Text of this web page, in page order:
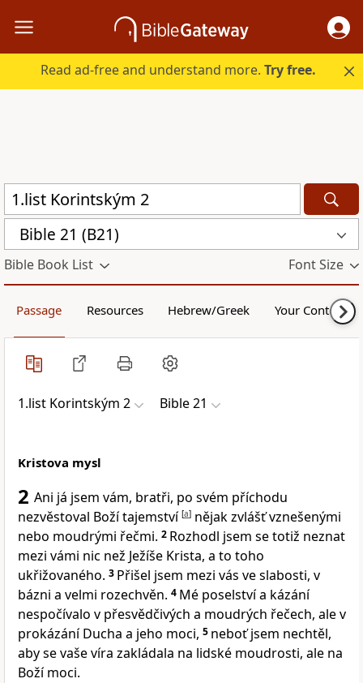
Read ad-free and understand more.Try free.
Bible 21 (B21)
Bible Book List Font Size
Passage Resources Hebrew/Greek Your Content
1.list Korintským 2 Bible 21
Kristova mysl
2 Ani já jsem vám, bratři, po svém příchodu
nezvěstoval Boží tajemství [a] nějak zvlášť vznešenými
nebo moudrými řečmi. 2 Rozhodl jsem se totiž neznat
mezi vámi nic než Ježíše Krista, a to toho
ukřižovaného. 3 Přišel jsem mezi vás ve slabosti, v
bázni a velmi rozechvěn. 4 Mé poselství a kázání
nespočívalo v přesvědčivých a moudrých řečech, ale v
prokázání Ducha a jeho moci, 5 neboť jsem nechtěl,
aby se vaše víra zakládala na lidské moudrosti, ale na
Boží moci.